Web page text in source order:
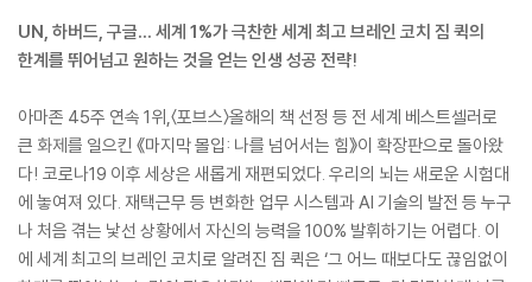
UN, 하버드, 구글… 세계 1%가 극찬한 세계 최고 브레인 코치 짐 퀵의
한계를 뛰어넘고 원하는 것을 얻는 인생 성공 전략!
아마존 45주 연속 1위,〈포브스〉올해의 책 선정 등 전 세계 베스트셀러로
큰 화제를 일으킨 《마지막 몰입: 나를 넘어서는 힘》이 확장판으로 돌아왔
다! 코로나19 이후 세상은 새롭게 재편되었다. 우리의 뇌는 새로운 시험대
에 놓여져 있다. 재택근무 등 변화한 업무 시스템과 AI 기술의 발전 등 누구
나 처음 겪는 낯선 상황에서 자신의 능력을 100% 발휘하기는 어렵다. 이
에 세계 최고의 브레인 코치로 알려진 짐 퀵은 ‘그 어느 때보다도 끊임없이